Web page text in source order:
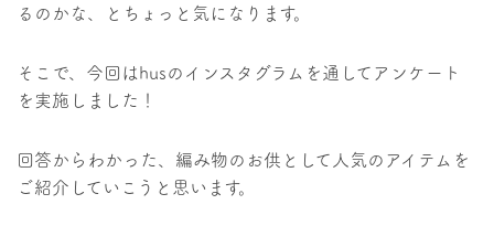
るのかな、とちょっと気になります。
そこで、今回はhusのインスタグラムを通してアンケート
を実施しました！
回答からわかった、編み物のお供として人気のアイテムを
ご紹介していこうと思います。